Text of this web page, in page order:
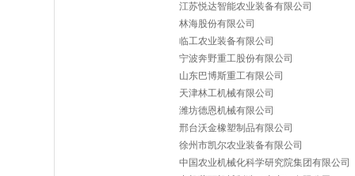
江苏悦达智能农业装备有限公司
林海股份有限公司
临工农业装备有限公司
宁波奔野重工股份有限公司
山东巴博斯重工有限公司
天津林工机械有限公司
潍坊德恩机械有限公司
邢台沃金橡塑制品有限公司
徐州市凯尔农业装备有限公司
中国农业机械化科学研究院集团有限公司